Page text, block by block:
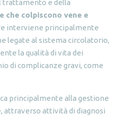
trattamento e della
che colpiscono vene e
interviene principalmente
legate al sistema circolatorio,
la qualità di vita dei
di complicanze gravi, come
principalmente alla gestione
attraverso attività di diagnosi